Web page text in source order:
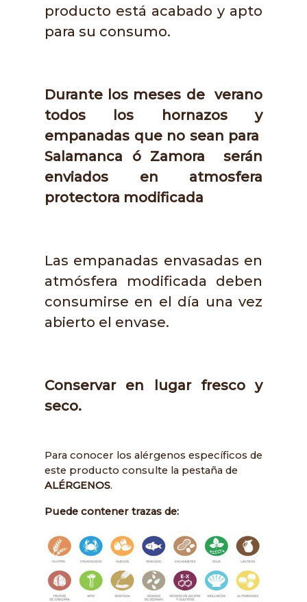
producto está acabado y apto
para su consumo.
Durante los meses de verano
todos los hornazos y
empanadas que no sean para
Salamanca ó Zamora serán
enviados en atmosfera
protectora modificada
Las empanadas envasadas en
atmósfera modificada deben
consumirse en el día una vez
abierto el envase.
Conservar en lugar fresco y
seco.
Para conocer los alérgenos específicos de
este producto consulte la pestaña de
ALÉRGENOS.
Puede contener trazas de: